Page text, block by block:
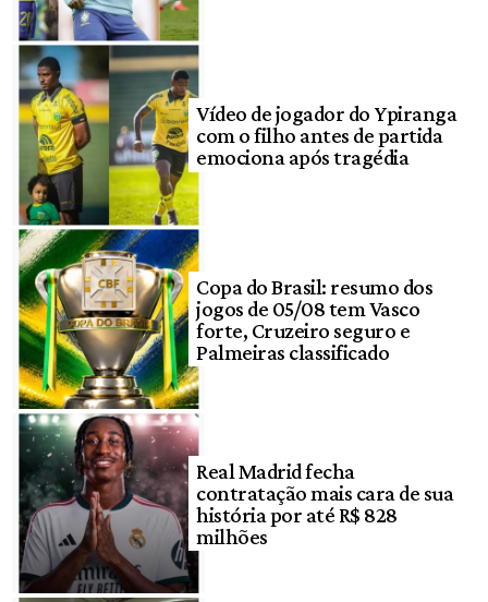
Vídeo de jogador do Ypiranga
com o filho antes de partida
emociona após tragédia
Copa do Brasil: resumo dos
jogos de 05/08 tem Vasco
forte, Cruzeiro seguro e
Palmeiras classificado
Real Madrid fecha
contratação mais cara de sua
história por até R$ 828
milhões